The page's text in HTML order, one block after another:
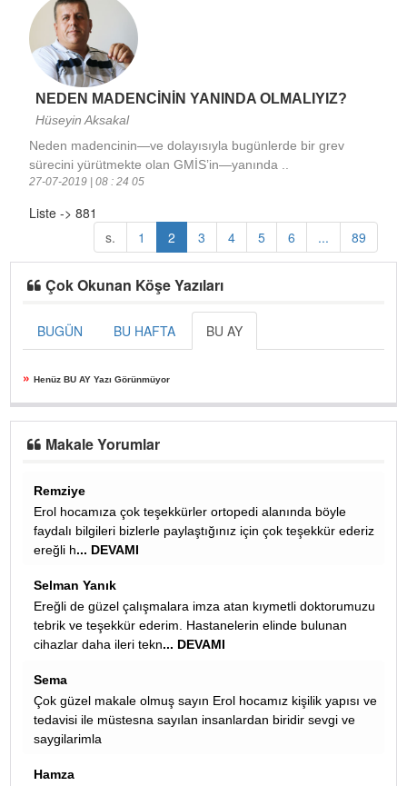
NEDEN MADENCİNİN YANINDA OLMALIYIZ?
Hüseyin Aksakal
Neden madencinin—ve dolayısıyla bugünlerde bir grev
sürecini yürütmekte olan GMİS’in—yanında ..
27-07-2019 | 08 : 24 05
Liste -> 881
s.
1 2 3 4 5 6 ... 89
Çok Okunan Köşe Yazıları
BUGÜN BU HAFTA BU AY
» Henüz BU AY Yazı Görünmüyor
Makale Yorumlar
böyle
ederiz
yapısı ve
ve
Ali
Almanyada senede bir kac sefer kelle,paca,iskembe
vereyim diye israr eden afgan bakkala her sefer
gibi onlari yapan anneler coktan öldü ,yen
azmi alışkın
sevgili hüseyin: torpil meselesinde ak parti ve kadroları
çeşitli uygulamalarla torpil yapmayı bırakmadığı sürece
yapılan her kural eksikli... DEVAMI
Cemaatin hangi masajı aldığı önemli elbet.
Remziye